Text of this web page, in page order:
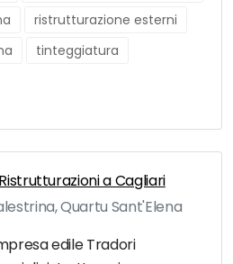
ristrutturazione esterni
tinteggiatura
a Cagliari
Quartu Sant'Elena
edile Tradori